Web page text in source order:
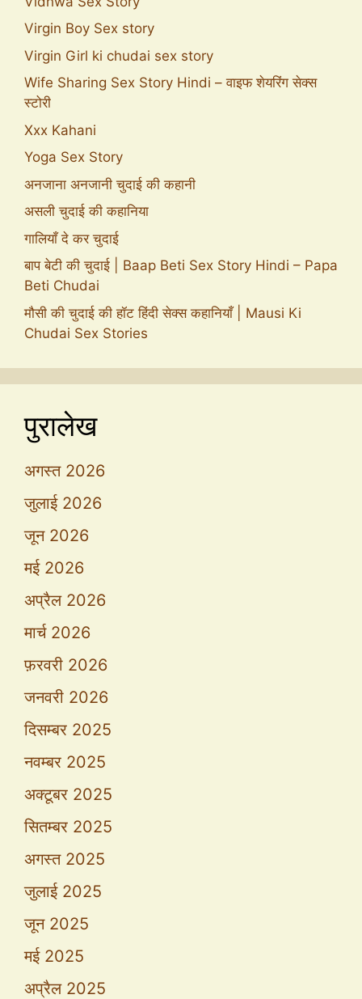
Virgin Boy Sex story
Virgin Girl ki chudai sex story
Wife Sharing Sex Story Hindi – वाइफ शेयरिंग सेक्स
स्टोरी
Xxx Kahani
Yoga Sex Story
अनजाना अनजानी चुदाई की कहानी
असली चुदाई की कहानिया
गालियाँ दे कर चुदाई
बाप बेटी की चुदाई | Baap Beti Sex Story Hindi – Papa
Beti Chudai
मौसी की चुदाई की हॉट हिंदी सेक्स कहानियाँ | Mausi Ki
Chudai Sex Stories
पुरालेख
अगस्त 2026
जुलाई 2026
जून 2026
मई 2026
अप्रैल 2026
मार्च 2026
फ़रवरी 2026
जनवरी 2026
दिसम्बर 2025
नवम्बर 2025
अक्टूबर 2025
सितम्बर 2025
अगस्त 2025
जुलाई 2025
जून 2025
मई 2025
अप्रैल 2025